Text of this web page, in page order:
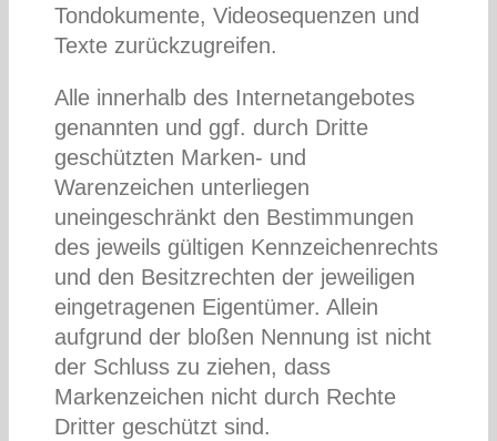
Tondokumente, Videosequenzen und
Texte zurückzugreifen.
Alle innerhalb des Internetangebotes
genannten und ggf. durch Dritte
geschützten Marken- und
Warenzeichen unterliegen
uneingeschränkt den Bestimmungen
des jeweils gültigen Kennzeichenrechts
und den Besitzrechten der jeweiligen
eingetragenen Eigentümer. Allein
aufgrund der bloßen Nennung ist nicht
der Schluss zu ziehen, dass
Markenzeichen nicht durch Rechte
Dritter geschützt sind.